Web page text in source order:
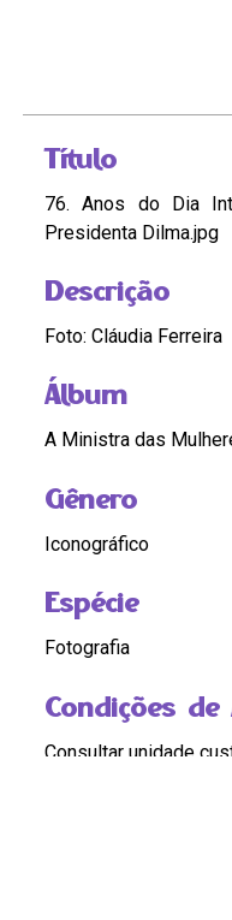
Título
76. Anos do Dia
Presidenta Dilma.jpg
Descrição
Foto: Cláudia Ferreira
Álbum
A Ministra das
Gênero
Iconográfico
Espécie
Fotografia
Condições de
Consultar unidade